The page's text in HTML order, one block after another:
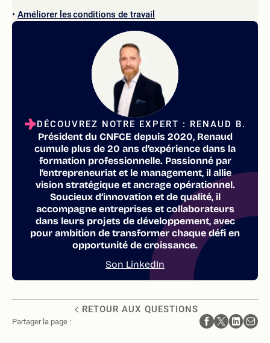
Améliorer les conditions de travail
DÉCOUVREZ NOTRE EXPERT : RENAUD B.
Président du CNFCE depuis 2020, Renaud
cumule plus de 20 ans d’expérience dans la
formation professionnelle. Passionné par
l’entrepreneuriat et le management, il allie
vision stratégique et ancrage opérationnel.
Soucieux d’innovation et de qualité, il
accompagne entreprises et collaborateurs
dans leurs projets de développement, avec
pour ambition de transformer chaque défi en
opportunité de croissance.
Son LinkedIn
RETOUR AUX QUESTIONS
Partager la page :